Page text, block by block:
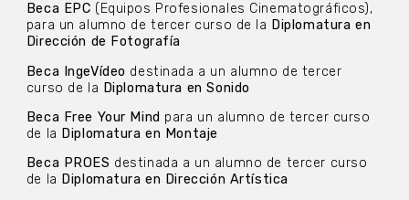
Beca EPC (Equipos Profesionales Cinematográficos),
para un alumno de tercer curso de la Diplomatura en
Dirección de Fotografía
Beca IngeVídeo destinada a un alumno de tercer
curso de la Diplomatura en Sonido
Beca Free Your Mind para un alumno de tercer curso
de la Diplomatura en Montaje
Beca PROES destinada a un alumno de tercer curso
de la Diplomatura en Dirección Artística